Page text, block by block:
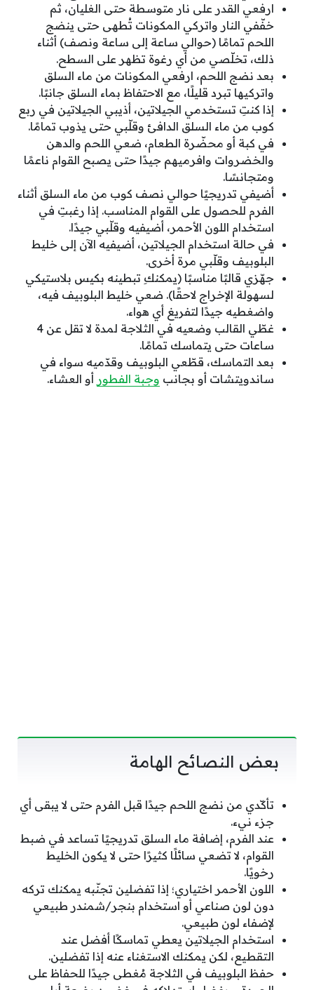
ارفعي القدر على نار متوسطة حتى الغليان، ثم
خفّفي النار واتركي المكونات تُطهى حتى ينضج
اللحم تمامًا (حوالي ساعة إلى ساعة ونصف) أثناء
ذلك، تخلّصي من أي رغوة تظهر على السطح.
بعد نضج اللحم، ارفعي المكونات من ماء السلق
واتركيها تبرد قليلًا، مع الاحتفاظ بماء السلق جانبًا.
إذا كنتِ تستخدمي الجيلاتين، أذيبي الجيلاتين في ربع
كوب من ماء السلق الدافئ وقلّبي حتى يذوب تمامًا.
في كبة أو محضّرة الطعام، ضعي اللحم والدهن
والخضروات وافرميهم جيدًا حتى يصبح القوام ناعمًا
ومتجانسًا.
أضيفي تدريجيًا حوالي نصف كوب من ماء السلق أثناء
الفرم للحصول على القوام المناسب. إذا رغبتِ في
استخدام اللون الأحمر، أضيفيه وقلّبي جيدًا.
في حالة استخدام الجيلاتين، أضيفيه الآن إلى خليط
البلوبيف وقلّبي مرة أخرى.
جهّزي قالبًا مناسبًا (يمكنكِ تبطينه بكيس بلاستيكي
لسهولة الإخراج لاحقًا). ضعي خليط البلوبيف فيه،
واضغطيه جيدًا لتفريغ أي هواء.
غطّي القالب وضعيه في الثلاجة لمدة لا تقل عن 4
ساعات حتى يتماسك تمامًا.
بعد التماسك، قطّعي البلوبيف وقدّميه سواء في
ساندويتشات أو بجانب وجبة الفطور أو العشاء.
بعض النصائح الهامة
تأكّدي من نضج اللحم جيدًا قبل الفرم حتى لا يبقى أي
جزء نيء.
عند الفرم، إضافة ماء السلق تدريجيًا تساعد في ضبط
القوام، لا تضعي سائلًا كثيرًا حتى لا يكون الخليط
رخويًا.
اللون الأحمر اختياري؛ إذا تفضلين تجنّبه يمكنك تركه
دون لون صناعي أو استخدام بنجر/شمندر طبيعي
لإضفاء لون طبيعي.
استخدام الجيلاتين يعطي تماسكًا أفضل عند
التقطيع، لكن يمكنك الاستغناء عنه إذا تفضلين.
حفظ البلوبيف في الثلاجة مُغطى جيدًا للحفاظ على